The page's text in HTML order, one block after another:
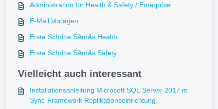
Administration für Health & Safety / Enterprise
E-Mail Vorlagen
Erste Schritte SAmAs Health
Erste Schritte SAmAs Safety
Vielleicht auch interessant
Installationsanleitung Microsoft SQL Server 2017 m.
Sync-Framework Replikationseinrichtung